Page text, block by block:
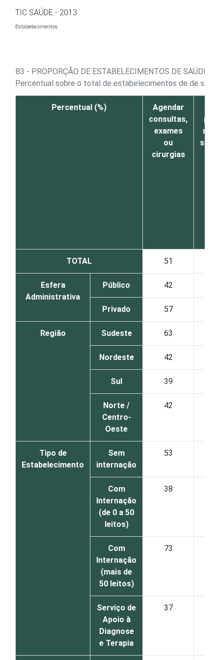
Ir para o conteúdo
TIC SAÚDE - 2013
Estabelecimentos
B3 - PROPORÇÃO DE ESTABELECIMENTOS DE SAÚDE,
Percentual sobre o total de estabelecimentos de de
Percentual (%)
Agendar
consultas,
exames
ou
cirurgias
TOTAL 51
Esfera
Administrativa
Público 42
Privado 57
Região Sudeste 63
Nordeste 42
Sul 39
Norte /
Centro-
Oeste
42
Tipo de
Estabelecimento
Sem
internação
53
Com
Internação
(de 0 a 50
leitos)
38
Com
Internação
(mais de
50 leitos)
73
Serviço de
Apoio à
Diagnose
e Terapia
37